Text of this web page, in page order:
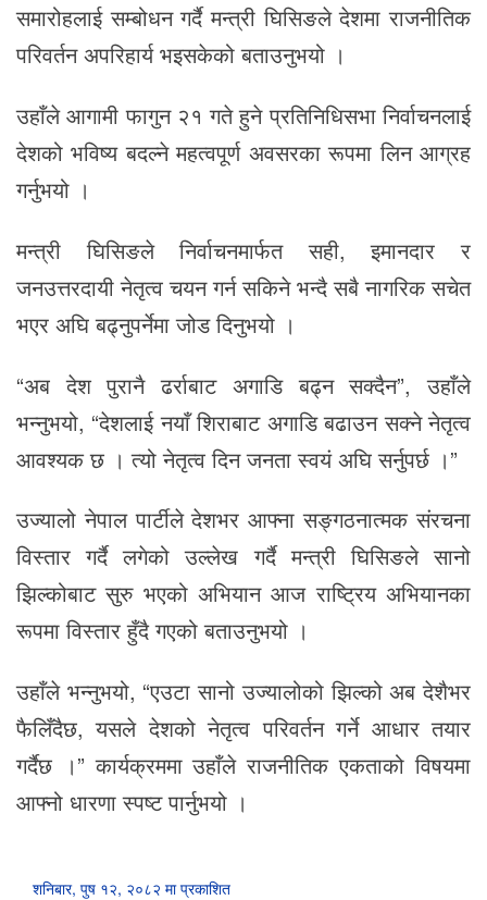
समारोहलाई सम्बोधन गर्दै मन्त्री घिसिङले देशमा राजनीतिक
परिवर्तन अपरिहार्य भइसकेको बताउनुभयो ।
उहाँले आगामी फागुन २१ गते हुने प्रतिनिधिसभा निर्वाचनलाई
देशको भविष्य बदल्ने महत्वपूर्ण अवसरका रूपमा लिन आग्रह
गर्नुभयो ।
मन्त्री घिसिङले निर्वाचनमार्फत सही, इमानदार र
जनउत्तरदायी नेतृत्व चयन गर्न सकिने भन्दै सबै नागरिक सचेत
भएर अघि बढ्नुपर्नेमा जोड दिनुभयो ।
“अब देश पुरानै ढर्राबाट अगाडि बढ्न सक्दैन”, उहाँले
भन्नुभयो, “देशलाई नयाँ शिराबाट अगाडि बढाउन सक्ने नेतृत्व
आवश्यक छ । त्यो नेतृत्व दिन जनता स्वयं अघि सर्नुपर्छ ।”
उज्यालो नेपाल पार्टीले देशभर आफ्ना सङ्गठनात्मक संरचना
विस्तार गर्दै लगेको उल्लेख गर्दै मन्त्री घिसिङले सानो
झिल्कोबाट सुरु भएको अभियान आज राष्ट्रिय अभियानका
रूपमा विस्तार हुँदै गएको बताउनुभयो ।
उहाँले भन्नुभयो, “एउटा सानो उज्यालोको झिल्को अब देशैभर
फैलिँदैछ, यसले देशको नेतृत्व परिवर्तन गर्ने आधार तयार
गर्दैछ ।” कार्यक्रममा उहाँले राजनीतिक एकताको विषयमा
आफ्नो धारणा स्पष्ट पार्नुभयो ।
शनिबार, पुष १२, २०८२ मा प्रकाशित